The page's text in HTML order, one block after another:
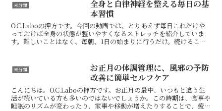
未分類
全身と自律神経を整える毎日の基
本習慣
O.C.Laboの押方です。今回の動画では、とりあえず毎日これだけや
っておけば全身の状態が整いやすくなるストレッチを紹介していま
す。難しいことはなく、毎朝、1日の始まりに行うだけ。続けること
未分類
お正月の体調管理に、風邪の予防
改善に簡単セルフケア
こんにちは。O.C.Laboの押方です。お正月の最中、いつもと違う生
活が続いている方も多いのではないでしょうか。この時期は、食事や
睡眠のリズムが変わったり、家事や移動が増えたりすることで、疲れ